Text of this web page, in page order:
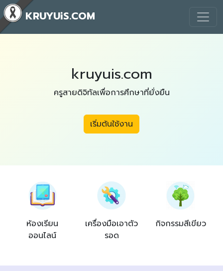
KRUYUiS.COM
kruyuis.com
ครูสายดิจิทัลเพื่อการศึกษาที่ยั่งยืน
เริ่มต้นใช้งาน
ห้องเรียน
ออนไลน์
เครื่องมือเอาตัว
รอด
กิจกรรมสีเขียว